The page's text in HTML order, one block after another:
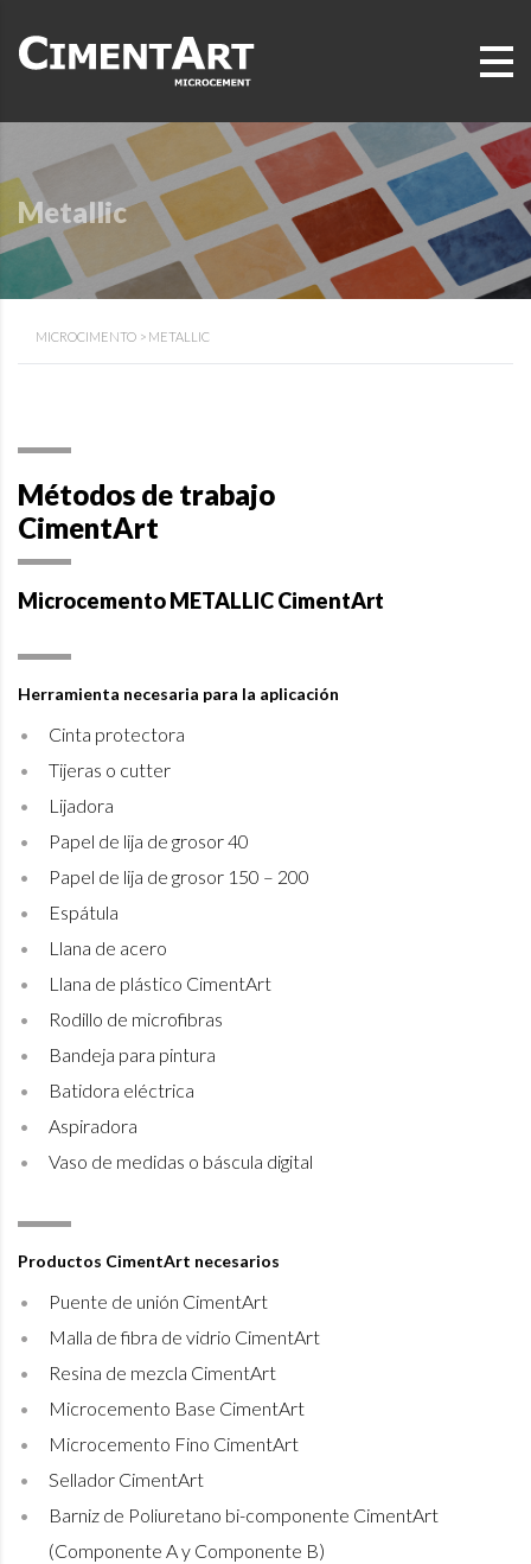
Metallic
MICROCIMENTO > METALLIC
Métodos de trabajo
CimentArt
Microcemento METALLIC CimentArt
Herramienta necesaria para la aplicación
Cinta protectora
Tijeras o cutter
Lijadora
Papel de lija de grosor 40
Papel de lija de grosor 150 – 200
Espátula
Llana de acero
Llana de plástico CimentArt
Rodillo de microfibras
Bandeja para pintura
Batidora eléctrica
Aspiradora
Vaso de medidas o báscula digital
Productos CimentArt necesarios
Puente de unión CimentArt
Malla de fibra de vidrio CimentArt
Resina de mezcla CimentArt
Microcemento Base CimentArt
Microcemento Fino CimentArt
Sellador CimentArt
Barniz de Poliuretano bi-componente CimentArt
(Componente A y Componente B)